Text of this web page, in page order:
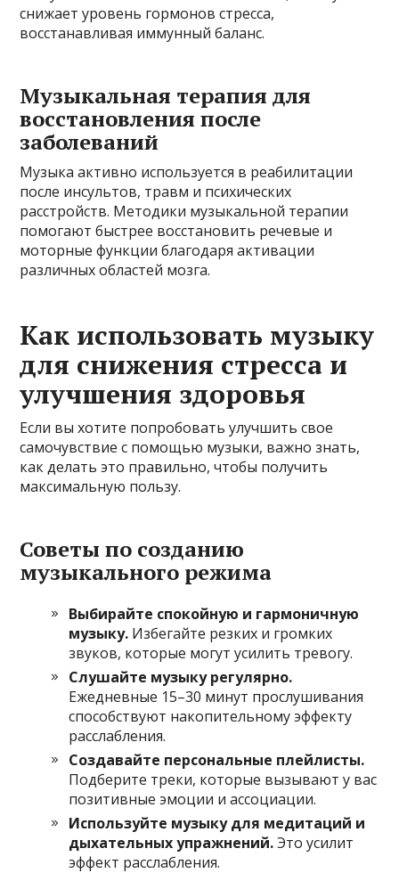
снижает уровень гормонов стресса,
восстанавливая иммунный баланс.
Музыкальная терапия для
восстановления после
заболеваний
Музыка активно используется в реабилитации
после инсультов, травм и психических
расстройств. Методики музыкальной терапии
помогают быстрее восстановить речевые и
моторные функции благодаря активации
различных областей мозга.
Как использовать музыку
для снижения стресса и
улучшения здоровья
Если вы хотите попробовать улучшить свое
самочувствие с помощью музыки, важно знать,
как делать это правильно, чтобы получить
максимальную пользу.
Советы по созданию
музыкального режима
Выбирайте спокойную и гармоничную
музыку. Избегайте резких и громких
звуков, которые могут усилить тревогу.
Слушайте музыку регулярно.
Ежедневные 15–30 минут прослушивания
способствуют накопительному эффекту
расслабления.
Создавайте персональные плейлисты.
Подберите треки, которые вызывают у вас
позитивные эмоции и ассоциации.
Используйте музыку для медитаций и
дыхательных упражнений.Это усилит
эффект расслабления.